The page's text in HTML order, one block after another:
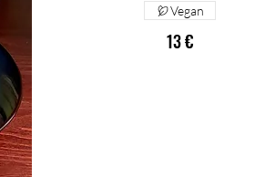
13 €
Vegan